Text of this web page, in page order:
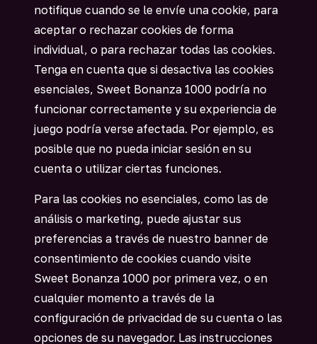
notifique cuando se le envíe una cookie, para
aceptar o rechazar cookies de forma
individual, o para rechazar todas las cookies.
Tenga en cuenta que si desactiva las cookies
esenciales, Sweet Bonanza 1000 podría no
funcionar correctamente y su experiencia de
juego podría verse afectada. Por ejemplo, es
posible que no pueda iniciar sesión en su
cuenta o utilizar ciertas funciones.
Para las cookies no esenciales, como las de
análisis o marketing, puede ajustar sus
preferencias a través de nuestro banner de
consentimiento de cookies cuando visite
Sweet Bonanza 1000 por primera vez, o en
cualquier momento a través de la
configuración de privacidad de su cuenta o las
opciones de su navegador. Las instrucciones